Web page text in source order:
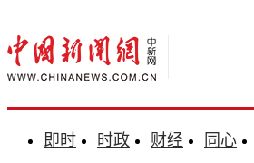
即时 时政 财经 同心